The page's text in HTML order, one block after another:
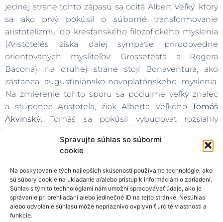
Spravujte súhlas so súbormi
cookie
Na poskytovanie tých najlepších skúseností používame technológie, ako
sú súbory cookie na ukladanie a/alebo prístup k informáciám o zariadení.
Súhlas s týmito technológiami nám umožní spracovávať údaje, ako je
správanie pri prehliadaní alebo jedinečné ID na tejto stránke. Nesúhlas
alebo odvolanie súhlasu môže nepriaznivo ovplyvniť určité vlastnosti a
funkcie.
jednej strane tohto zápasu sa ocitá Albert Veľký, ktorý
sa ako prvý pokúsil o súborné transformovanie
aristotelizmu do kresťanského filozofického myslenia
(Aristotelés získa ďalej sympatie prírodovedne
orientovaných mysliteľov: Grossetesta a Rogera
Bacona); na druhej strane stojí Bonaventura, ako
zástanca augustiniánsko-novoplatónskeho myslenia.
Na zmierenie tohto sporu sa podujme veľký znalec
a stúpenec Aristotela, žiak Alberta Veľkého Tomáš
Akvinský. Tomáš sa pokúsil vybudovať rozsiahly
vedenia. V jehoSume teologickejvyvrcholili snahy
o ucelené zachytenie teologickej vedy,
charakteristické pre 13. storočie, v ktorom sa sumy stali
typickým žánrom.Suma– syntéza väčšieho rozsahu –
bola sústava traktátov rozdelených na časti (partes ), tie
sa ďalej členili na otázky (quaestiones), ktoré boli
napokon rozdelené na články (